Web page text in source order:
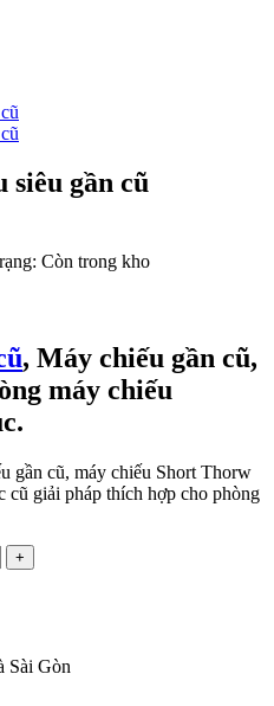
siêu gần cũ
Còn trong kho
, Máy chiếu gần cũ,
máy chiếu
gần cũ, máy chiếu Short Thorw
cũ giải pháp thích hợp cho phòng
+
Sài Gòn